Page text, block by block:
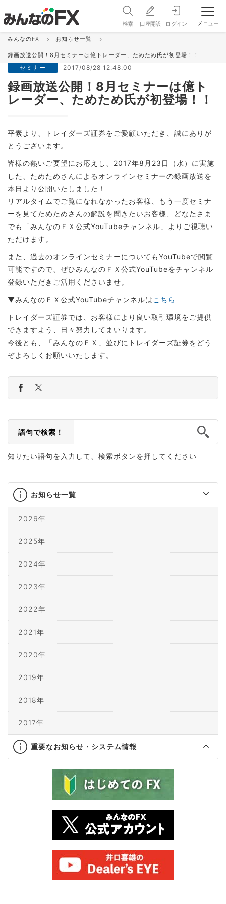
検索 口座開設 ログイン メニュー
お知らせ＆更新情報 一覧
みんなのFX お知らせ一覧
録画放送公開！8月セミナーは億トレーダー、ためため氏が初登場！！
セミナー 2017/08/28 12:48:00
録画放送公開！8月セミナーは億ト
レーダー、ためため氏が初登場！！
平素より、トレイダーズ証券をご愛顧いただき、誠にありが
とうございます。
皆様の熱いご要望にお応えし、2017年8月23日（水）に実施
した、ためためさんによるオンラインセミナーの録画放送を
本日より公開いたしました！
リアルタイムでご覧になれなかったお客様、もう一度セミナ
ーを見てためためさんの解説を聞きたいお客様、どなたさま
でも「みんなのＦＸ公式YouTubeチャンネル」よりご視聴い
ただけます。
また、過去のオンラインセミナーについてもYouTubeで閲覧
可能ですので、ぜひみんなのＦＸ公式YouTubeをチャンネル
登録いただきご活用くださいませ。
▼みんなのＦＸ公式YouTubeチャンネルは こちら
トレイダーズ証券では、お客様により良い取引環境をご提供
できますよう、日々努力してまいります。
今後とも、「みんなのＦＸ」並びにトレイダーズ証券をどう
ぞよろしくお願いいたします。
語句で検索！
知りたい語句を入力して、検索ボタンを押してください
お知らせ一覧
2026年
2025年
2024年
2023年
2022年
2021年
2020年
2019年
2018年
2017年
重要なお知らせ・システム情報